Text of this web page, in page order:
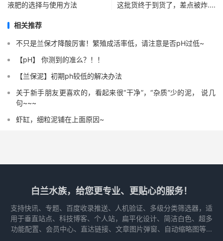
液肥的选择与使用方法 这批货终于到货了，差点被炸....
相关推荐
不只是兰保才降酸厉害！繁殖成活率低，请注意是否pH过低~
【pH】 你测到的准么？！！
【兰保泥】初期ph较低的解决办法
关于新手朋友更喜欢的，看起来很“干净”，“杂质”少的泥， 说几
句~~~
虾缸，细粒泥铺在上面原因~
白兰水族，给您更专业、更贴心的服务！
支持快讯、专题、百度收录推送、人机验证、多级分类筛选器，适
用于垂直站点、科技博客、个人站，扁平化设计、简洁白色、超多
功能配置、会员中心、直达链接、文章图片弹窗、自动缩略图等...